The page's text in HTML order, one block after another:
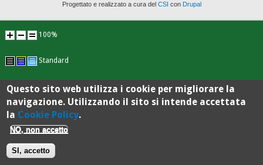
Progettato e realizzato a cura del CSI con Drupal
100%
Standard
Questo sito web utilizza i cookie per migliorare la
navigazione. Utilizzando il sito si intende accettata
la Cookie Policy.
NO, non accetto
SI, accetto